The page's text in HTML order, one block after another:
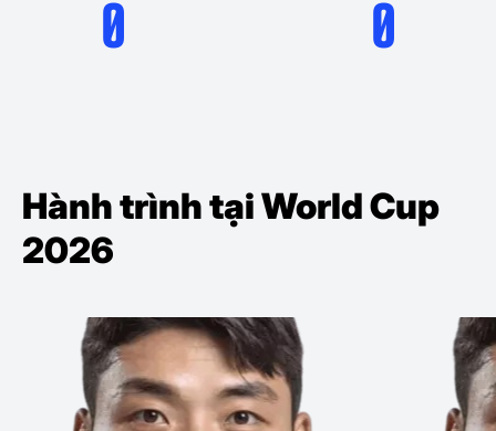
0 0
Hành trình tại World Cup
2026